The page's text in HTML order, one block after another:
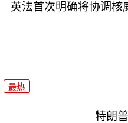
英法首次明确将协调核
最热
特朗